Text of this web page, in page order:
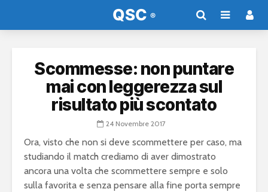
Scommesse: non puntare
mai con leggerezza sul
risultato più scontato
24 Novembre 2017
Ora, visto che non si deve scommettere per caso, ma
studiando il match crediamo di aver dimostrato
ancora una volta che scommettere sempre e solo
sulla favorita e senza pensare alla fine porta sempre